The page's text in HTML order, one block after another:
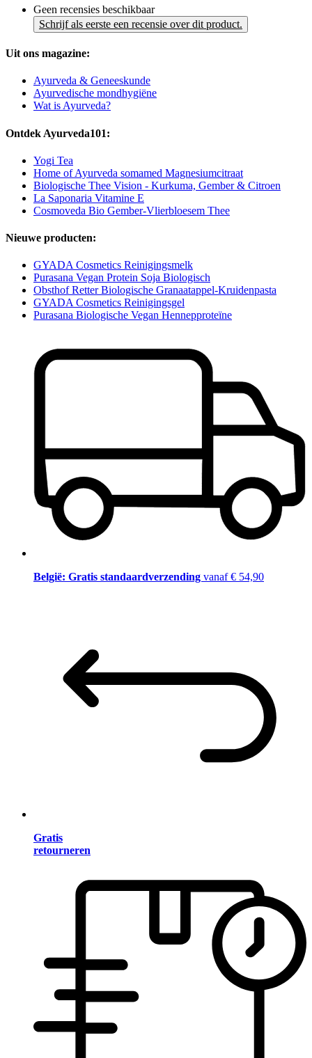
Geen recensies beschikbaar
Schrijf als eerste een recensie over dit product.
Uit ons magazine:
Ayurveda & Geneeskunde
Ayurvedische mondhygiëne
Wat is Ayurveda?
Ontdek Ayurveda101:
Yogi Tea
Home of Ayurveda somamed Magnesiumcitraat
Biologische Thee Vision - Kurkuma, Gember & Citroen
La Saponaria Vitamine E
Cosmoveda Bio Gember-Vlierbloesem Thee
Nieuwe producten:
GYADA Cosmetics Reinigingsmelk
Purasana Vegan Protein Soja Biologisch
Obsthof Retter Biologische Granaatappel-Kruidenpasta
GYADA Cosmetics Reinigingsgel
Purasana Biologische Vegan Hennepproteïne
België: Gratis standaardverzending vanaf € 54,90
Gratis
retourneren